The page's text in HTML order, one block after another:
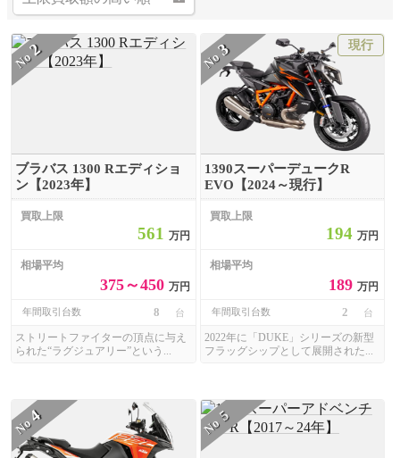
No2
ブラバス 1300 Rエディショ
ン【2023年】
買取上限
561 万円
相場平均
375～450 万円
年間取引台数 8 台
ストリートファイターの頂点に与え
られた“ラグジュアリー”という...
No3 現行
1390スーパーデュークR
EVO【2024～現行】
買取上限
194万円
相場平均
189万円
年間取引台数 2 台
2022年に「DUKE」シリーズの新型
フラッグシップとして展開された...
No
4 No5